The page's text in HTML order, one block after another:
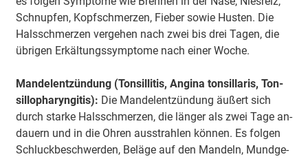
Schnup­fen, Kopf­schmer­zen, Fie­ber sowie Hus­ten. Die
Hals­schmer­zen ver­ge­hen nach zwei bis drei Ta­gen, die
übri­gen Er­käl­tungs­symp­to­me nach einer Wo­che.
Man­del­ent­zün­dung (Ton­sil­li­tis, An­gi­na ton­sil­la­ris, Ton­
sil­lo­phar­yn­gi­tis): Die Man­del­ent­zün­dung äu­ßert sich
durch star­ke Hals­schmer­zen, die län­ger als zwei Ta­ge an­
dau­ern und in die Oh­ren aus­strah­len kön­nen. Es fol­gen
Schluck­be­schwer­den, Be­lä­ge auf den Man­deln, Mund­ge­